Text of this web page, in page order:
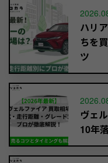
ハリ
ちを
ツ
ヴェ
10年